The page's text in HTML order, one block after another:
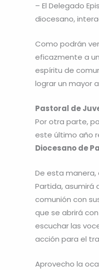
– El Delegado
diocesano,
Como podrán
eficazmente a
espíritu de
lograr un mayor
Pastoral de
Por otra parte,
este último año
Diocesano de
De esta manera,
Partida, asumirá
comunión con
que se abrirá
escuchar las
acción para el
Aprovecho la